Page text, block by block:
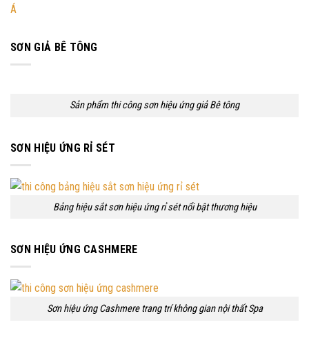
Á
SƠN GIẢ BÊ TÔNG
Sản phẩm thi công sơn hiệu ứng giả Bê tông
SƠN HIỆU ỨNG RỈ SÉT
Bảng hiệu sắt sơn hiệu ứng rỉ sét nổi bật thương hiệu
SƠN HIỆU ỨNG CASHMERE
Sơn hiệu ứng Cashmere trang trí không gian nội thất Spa